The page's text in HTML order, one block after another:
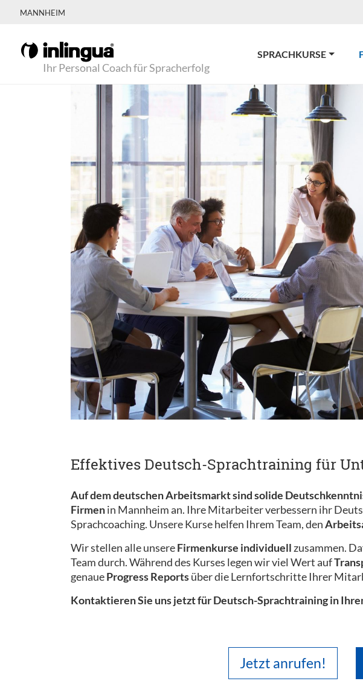
MANNHEIM
Ihr Personal Coach für Spracherfolg
SPRACHKURSE
Effektives Deutsch-Sprachtraining für
Auf dem deutschen Arbeitsmarkt sind solide
Firmenin Mannheim an. Ihre Mitarbeiter verbessern ihr
Sprachcoaching. Unsere Kurse helfen Ihrem Team, den
Wir stellen alle unsereFirmenkurse individuell zusammen.
Team durch. Während des Kurses legen wir viel Wert auf
genaueProgress Reportsüber die Lernfortschritte Ihrer
Kontaktieren Sie uns jetzt für Deutsch-Sprachtraining in
Jetzt anrufen!